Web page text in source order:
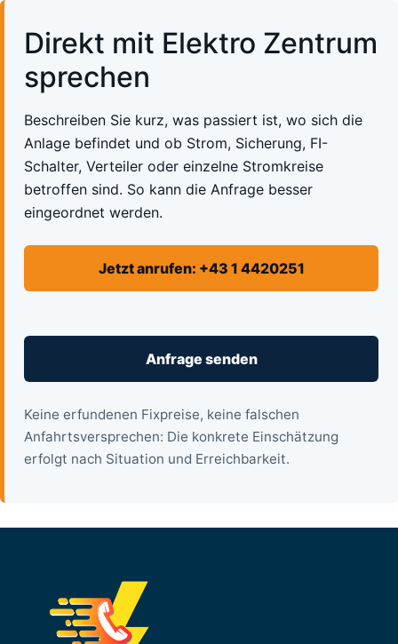
Direkt mit Elektro Zentrum
sprechen
Beschreiben Sie kurz, was passiert ist, wo sich die
Anlage befindet und ob Strom, Sicherung, FI-
Schalter, Verteiler oder einzelne Stromkreise
betroffen sind. So kann die Anfrage besser
eingeordnet werden.
Jetzt anrufen: +43 1 4420251
Anfrage senden
Keine erfundenen Fixpreise, keine falschen
Anfahrtsversprechen: Die konkrete Einschätzung
erfolgt nach Situation und Erreichbarkeit.